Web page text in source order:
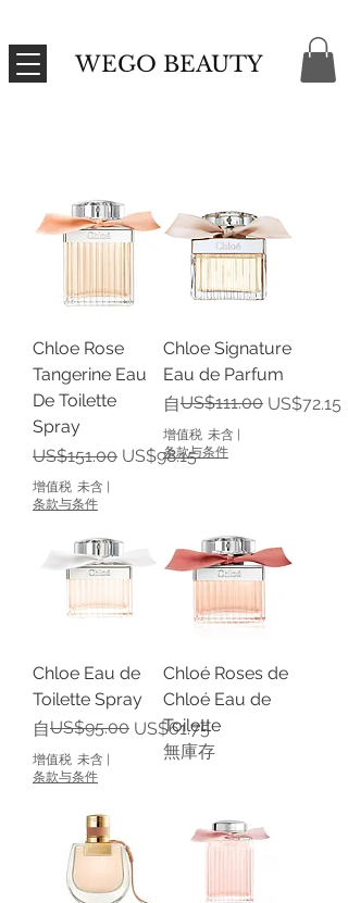
WEGO BEAUTY
Chloe Rose
Tangerine Eau
De Toilette
Spray
一般價格
US$151.00 促銷價格
US$98.15
增值税 未含 |
条款与条件
Chloe Signature
Eau de Parfum
自
一般價格
US$111.00 US$72.15
促銷價格
增值税 未含 |
条款与条件
Chloe Eau de
Toilette Spray
自
一般價格
US$95.00 US$61.75
促銷價格
增值税 未含 |
条款与条件
Chloé Roses de
Chloé Eau de
Toilette
無庫存